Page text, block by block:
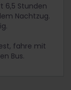
6,5 Stunden
Nachtzug.
fahre mit
Bus.